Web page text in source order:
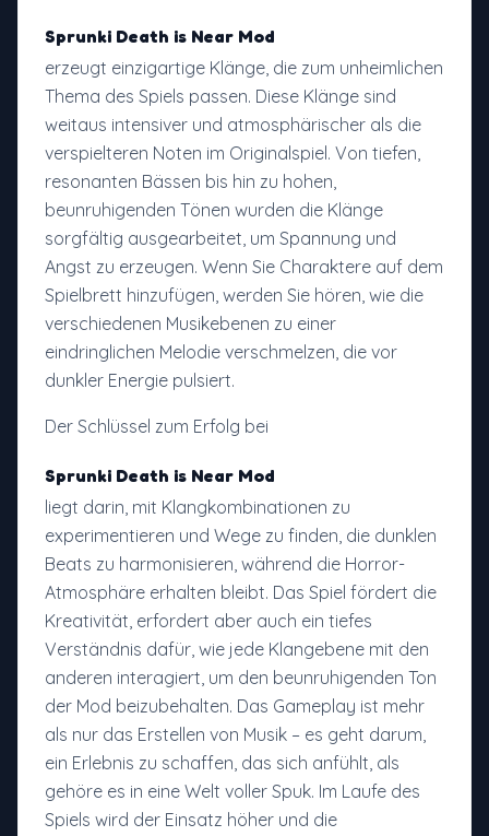
Sprunki Death is Near Mod
erzeugt einzigartige Klänge, die zum unheimlichen
Thema des Spiels passen. Diese Klänge sind
weitaus intensiver und atmosphärischer als die
verspielteren Noten im Originalspiel. Von tiefen,
resonanten Bässen bis hin zu hohen,
beunruhigenden Tönen wurden die Klänge
sorgfältig ausgearbeitet, um Spannung und
Angst zu erzeugen. Wenn Sie Charaktere auf dem
Spielbrett hinzufügen, werden Sie hören, wie die
verschiedenen Musikebenen zu einer
eindringlichen Melodie verschmelzen, die vor
dunkler Energie pulsiert.
Der Schlüssel zum Erfolg bei
Sprunki Death is Near Mod
liegt darin, mit Klangkombinationen zu
experimentieren und Wege zu finden, die dunklen
Beats zu harmonisieren, während die Horror-
Atmosphäre erhalten bleibt. Das Spiel fördert die
Kreativität, erfordert aber auch ein tiefes
Verständnis dafür, wie jede Klangebene mit den
anderen interagiert, um den beunruhigenden Ton
der Mod beizubehalten. Das Gameplay ist mehr
als nur das Erstellen von Musik – es geht darum,
ein Erlebnis zu schaffen, das sich anfühlt, als
gehöre es in eine Welt voller Spuk. Im Laufe des
Spiels wird der Einsatz höher und die